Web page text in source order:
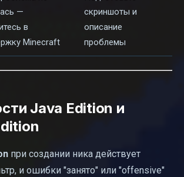
—
в
Minecraft
скриншоты и
описание
проблемы
Java Edition и
при создании ника действует
и ошибки "занято" или "offensive"